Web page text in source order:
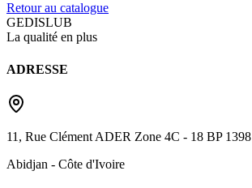
Retour au catalogue
GEDISLUB
La qualité en plus
ADRESSE
11, Rue Clément ADER Zone 4C - 18 BP 1398
Abidjan - Côte d'Ivoire